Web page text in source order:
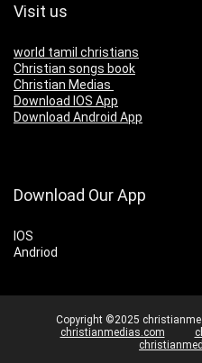
Visit us
world tamil christians
Christian songs book
Christian Medias
Download IOS App
Download Android App
Download Our App
IOS
Andriod
Copyright ©2025
christianmedias.com